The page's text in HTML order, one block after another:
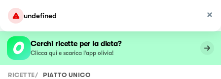
undefined
Cerchi ricette per la dieta?
Clicca qui e scarica l’app olivia!
RICETTE/ PIATTO UNICO